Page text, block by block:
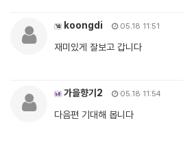
koongdi 05.18 11:51
재미있게 잘보고 갑니다
가을향기2 05.18 11:54
다음편 기대해 봅니다